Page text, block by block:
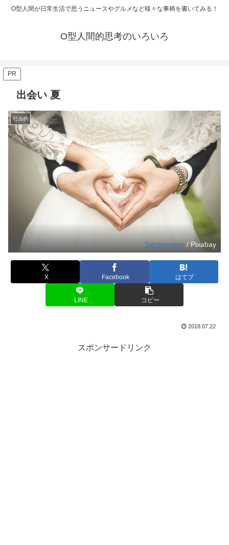
O型人間が日常生活で思うニュースやグルメなど様々な事柄を書いてみる！
O型人間的思考のいろいろ
PR
出会い 夏
社会的
Takmeomeo/ Pixabay
X Facebook はてブ
LINE コピー
2018.07.22
スポンサードリンク